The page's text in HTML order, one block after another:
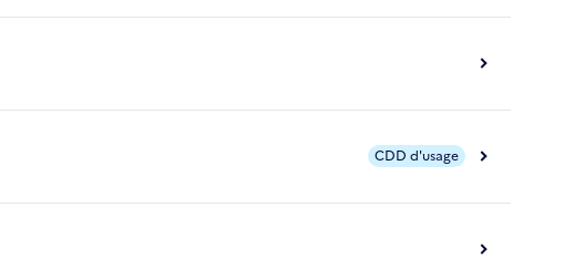
CDD d'usage